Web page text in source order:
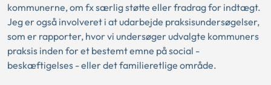
kommunerne, om fx særlig støtte eller fradrag for indtægt.
Jeg er også involveret i at udarbejde praksisundersøgelser,
som er rapporter, hvor vi undersøger udvalgte kommuners
praksis inden for et bestemt emne på social -
beskæftigelses - eller det familieretlige område.